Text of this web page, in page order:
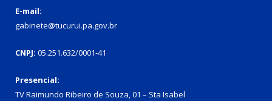
E-mail:
gabinete@tucurui.pa.gov.br
CNPJ: 05.251.632/0001-41
Presencial:
TV Raimundo Ribeiro de Souza, 01 – Sta Isabel